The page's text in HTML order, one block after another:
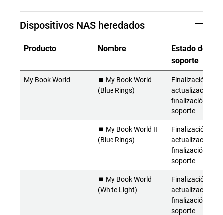
Dispositivos NAS heredados
Producto Nombre
Estado del
soporte
My Book World
⏹️ My Book World
(Blue Rings)
Finalización de
actualizaciones
finalización del
soporte
⏹️ My Book World II
(Blue Rings)
Finalización de
actualizaciones
finalización del
soporte
⏹️ My Book World
(White Light)
Finalización de
actualizaciones
finalización del
soporte